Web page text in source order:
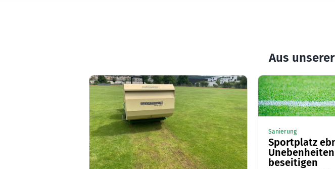
Aus
Sanierung
Sportplatz
beseitigen